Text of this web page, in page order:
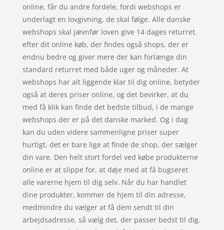
online, får du andre fordele, fordi webshops er
underlagt en lovgivning, de skal følge. Alle danske
webshops skal jævnfør loven give 14 dages returret.
efter dit online køb, der findes også shops, der er
endnu bedre og giver mere der kan forlænge din
standard returret med både uger og måneder. At
webshops har alt liggende klar til dig online, betyder
også at deres priser online, og det bevirker, at du
med få klik kan finde det bedste tilbud, i de mange
webshops der er på det danske marked. Og i dag
kan du uden videre sammenligne priser super
hurtigt, det er bare lige at finde de shop, der sælger
din vare. Den helt stort fordel ved købe produkterne
online er at slippe for, at døje med at få bugseret
alle varerne hjem til dig selv. Når du har handlet
dine produkter, kommer de hjem til din adresse,
medmindre du vælger at få dem sendt til din
arbejdsadresse, så vælg det, der passer bedst til dig.